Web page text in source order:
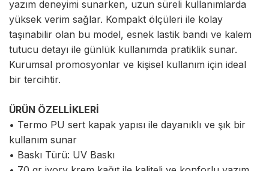
yazım deneyimi sunarken, uzun süreli kullanımlarda
yüksek verim sağlar. Kompakt ölçüleri ile kolay
taşınabilir olan bu model, esnek lastik bandı ve kalem
tutucu detayı ile günlük kullanımda pratiklik sunar.
Kurumsal promosyonlar ve kişisel kullanım için ideal
bir tercihtir.
ÜRÜN ÖZELLİKLERİ
• Termo PU sert kapak yapısı ile dayanıklı ve şık bir
kullanım sunar
• Baskı Türü: UV Baskı